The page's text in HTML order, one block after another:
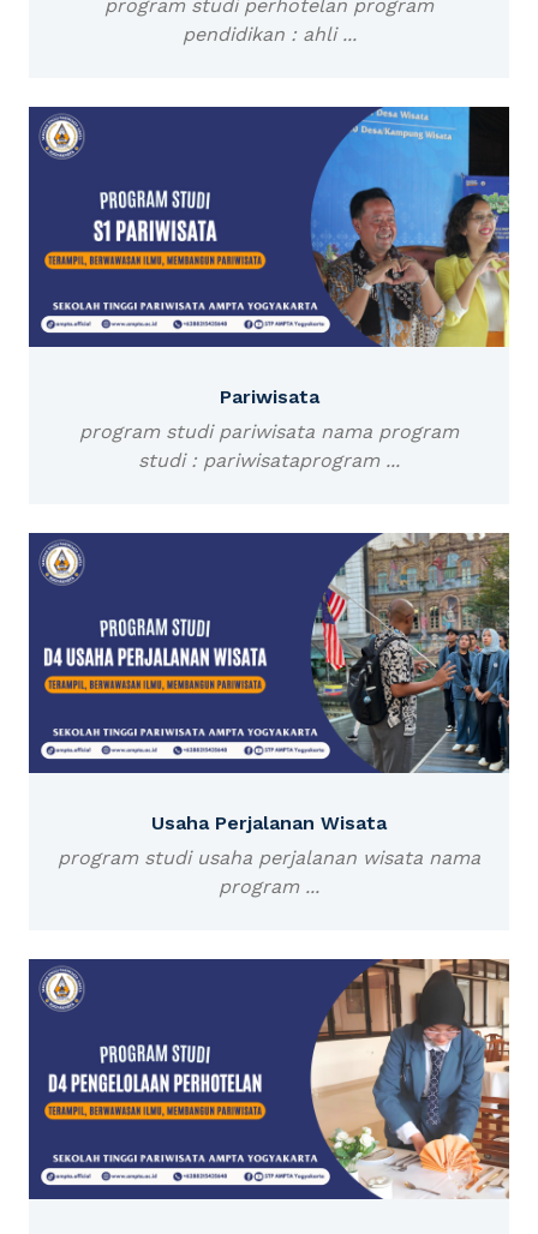
program studi perhotelan program
pendidikan : ahli ...
Pariwisata
program studi pariwisata nama program
studi : pariwisataprogram ...
Usaha Perjalanan Wisata
program studi usaha perjalanan wisata nama
program ...